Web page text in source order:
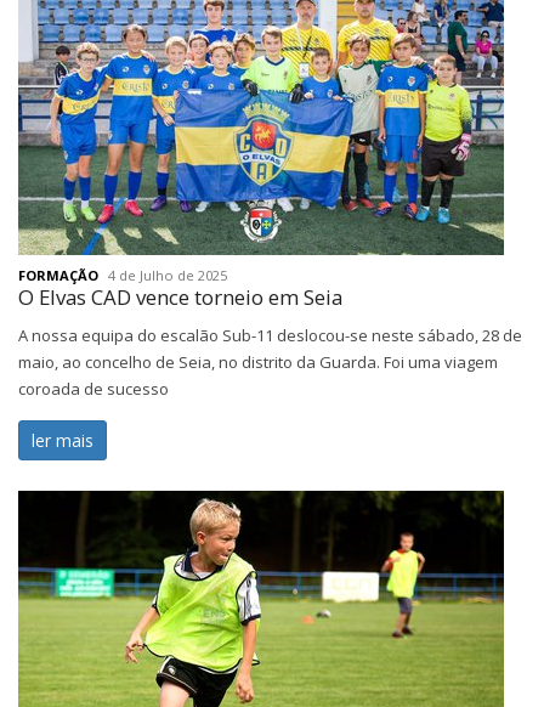
FORMAÇÃO 4 de Julho de 2025
O Elvas CAD vence torneio em Seia
A nossa equipa do escalão Sub-11 deslocou-se neste sábado, 28 de
maio, ao concelho de Seia, no distrito da Guarda. Foi uma viagem
coroada de sucesso
ler mais